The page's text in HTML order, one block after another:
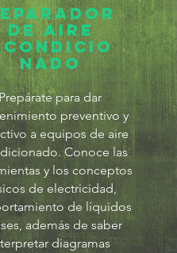
de aire
nado
para dar
preventivo y
a equipos de aire
Conoce las
y los conceptos
de electricidad,
de líquidos
además de saber
diagramas